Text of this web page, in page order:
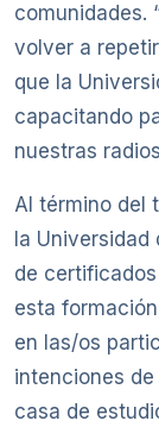
comunidades.
volver a
que la
capacitando
nuestras
Al término del
la
de
esta
en las/os
intenciones
casa de